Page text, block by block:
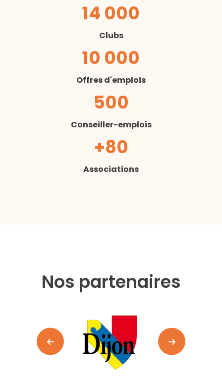
14 000
Clubs
10 000
Offres d'emplois
500
Conseiller-emplois
+80
Associations
Nos partenaires